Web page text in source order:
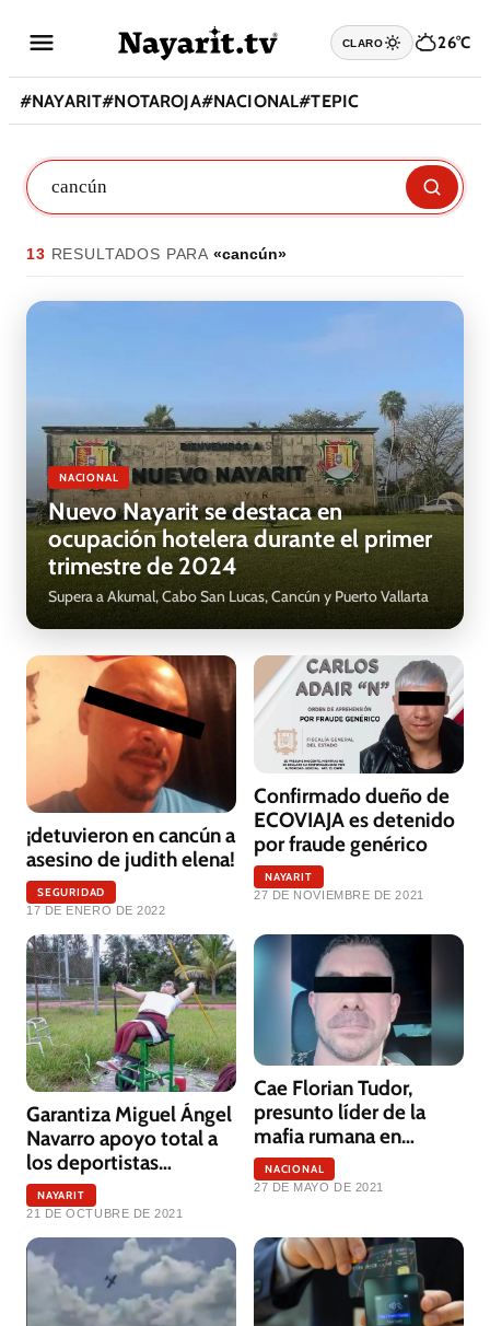
CLARO 26°C
#NAYARIT#NOTAROJA#NACIONAL#TEPIC
13 RESULTADOS PARA «cancún»
NACIONAL
Nuevo Nayarit se destaca en
ocupación hotelera durante el primer
trimestre de 2024
Supera a Akumal, Cabo San Lucas, Cancún y Puerto Vallarta
¡detuvieron en cancún a
asesino de judith elena!
SEGURIDAD
17 DE ENERO DE 2022
Confirmado dueño de
ECOVIAJA es detenido
por fraude genérico
NAYARIT
27 DE NOVIEMBRE DE 2021
Garantiza Miguel Ángel
Navarro apoyo total a
los deportistas
nayaritas
NAYARIT
21 DE OCTUBRE DE 2021
Cae Florian Tudor,
presunto líder de la
mafia rumana en
México
NACIONAL
27 DE MAYO DE 2021